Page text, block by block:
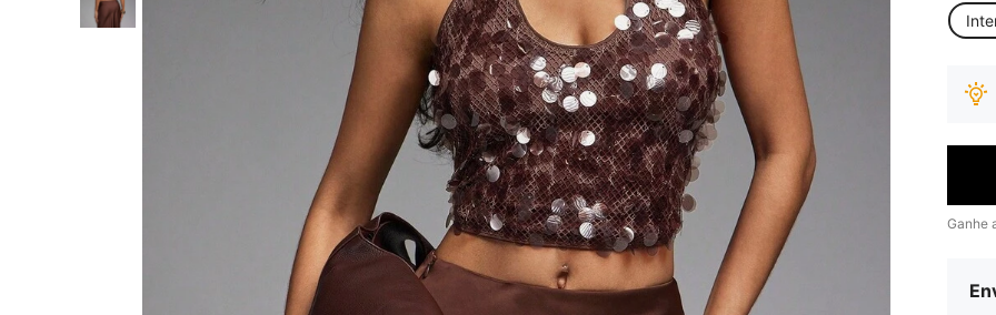
Ganhe